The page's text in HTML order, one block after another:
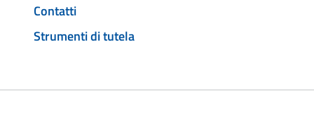
Contatti
Strumenti di tutela